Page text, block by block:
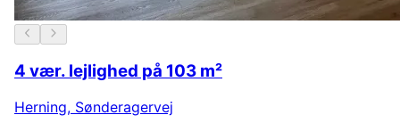
4 vær. lejlighed på 103 m²
Herning, Sønderagervej